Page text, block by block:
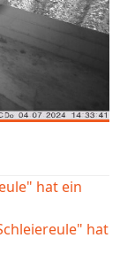
hat ein
hat